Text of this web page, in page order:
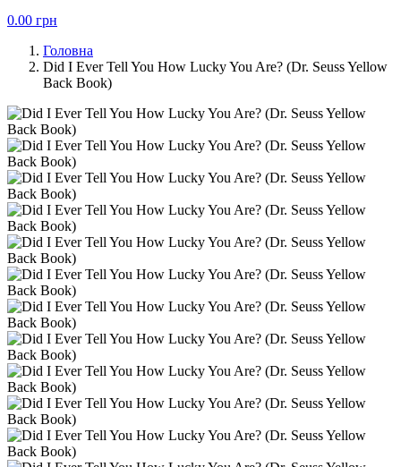
0.00 грн
Головна
Did I Ever Tell You How Lucky You Are? (Dr. Seuss Yellow
Back Book)